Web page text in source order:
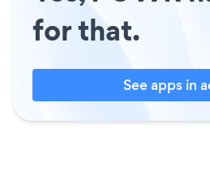
for that.
See apps in